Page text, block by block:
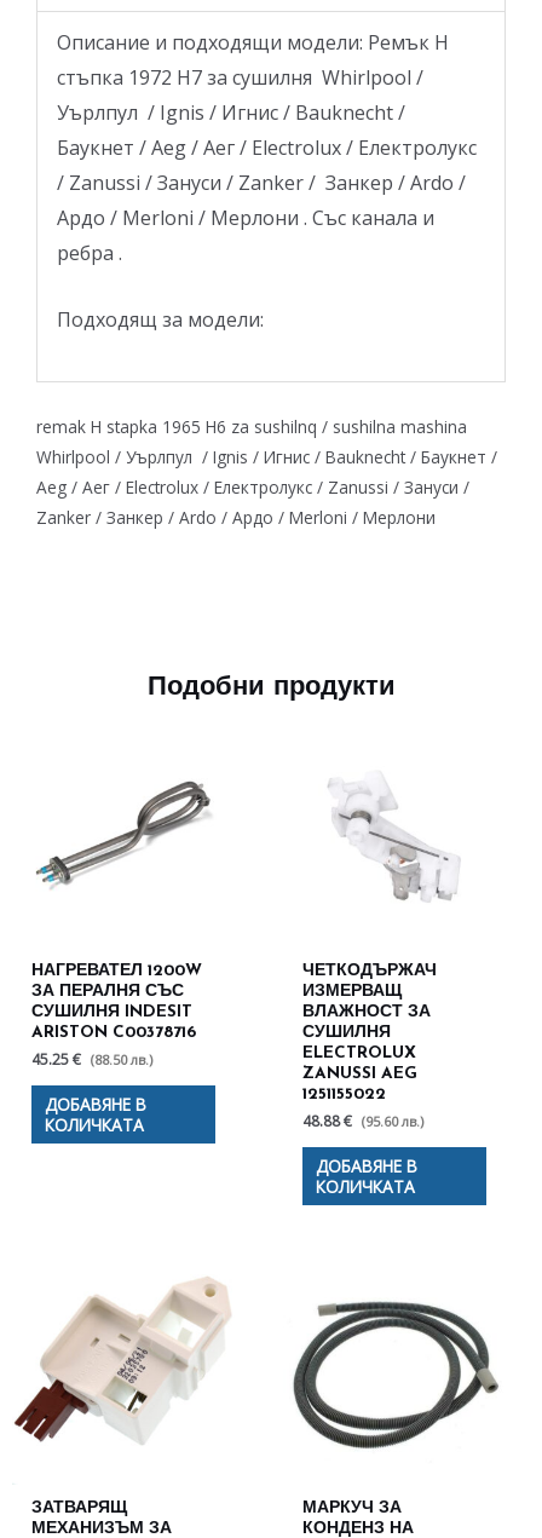
Описание и подходящи модели: Ремък Н
стъпка 1972 H7 за сушилня Whirlpool /
Уърлпул / Ignis / Игнис / Bauknecht /
Баукнет / Aeg / Аег / Electrolux / Електролукс
/ Zanussi / Зануси / Zanker / Занкер / Ardo /
Ардо / Merloni / Мерлони . Със канала и
ребра .
Подходящ за модели:
remak H stapka 1965 H6 za sushilnq / sushilna mashina
Whirlpool / Уърлпул / Ignis / Игнис / Bauknecht / Баукнет /
Aeg / Аег / Electrolux / Електролукс / Zanussi / Зануси /
Zanker / Занкер / Ardo / Ардо / Merloni / Мерлони
Подобни продукти
НАГРЕВАТЕЛ 1200W
ЗА ПЕРАЛНЯ СЪС
СУШИЛНЯ INDESIT
ARISTON C00378716
45.25 € (88.50 лв.)
ДОБАВЯНЕ В
КОЛИЧКАТА
ЧЕТКОДЪРЖАЧ
ИЗМЕРВАЩ
ВЛАЖНОСТ ЗА
СУШИЛНЯ
ELECTROLUX
ZANUSSI AEG
1251155022
48.88 € (95.60 лв.)
ДОБАВЯНЕ В
КОЛИЧКАТА
ЗАТВАРЯЩ
МЕХАНИЗЪМ ЗА
МАРКУЧ ЗА
КОНДЕНЗ НА